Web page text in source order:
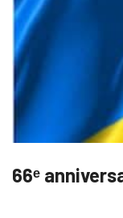
66ᵉ